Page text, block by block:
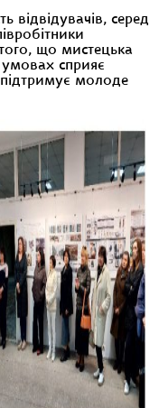
відвідувачів, серед
що мистецька
умовах сприяє
підтримує молоде